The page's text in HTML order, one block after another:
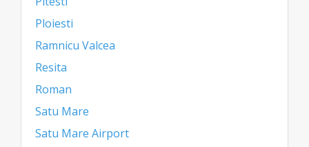
Ploiesti
Ramnicu Valcea
Resita
Roman
Satu Mare
Satu Mare Airport